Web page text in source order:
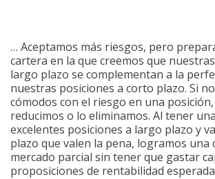
… Aceptamos más riesgos, pero
cartera en la que creemos que
largo plazo se complementan a la
nuestras posiciones a corto plazo. Si
cómodos con el riesgo en una
reducimos o lo eliminamos. Al tener
excelentes posiciones a largo plazo y
plazo que valen la pena, logramos una
mercado parcial sin tener que gastar
proposiciones de rentabilidad